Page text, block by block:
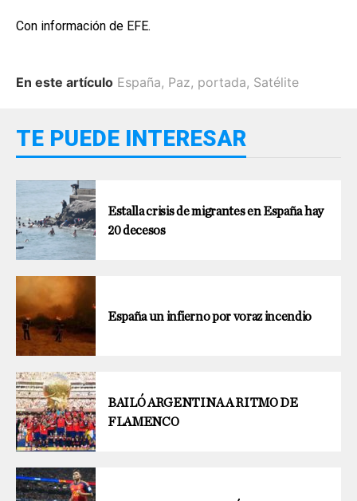
Con información de EFE.
En este artículo España, Paz, portada, Satélite
TE PUEDE INTERESAR
Estalla crisis de migrantes en España hay
20 decesos
España un infierno por voraz incendio
BAILÓ ARGENTINA A RITMO DE
FLAMENCO